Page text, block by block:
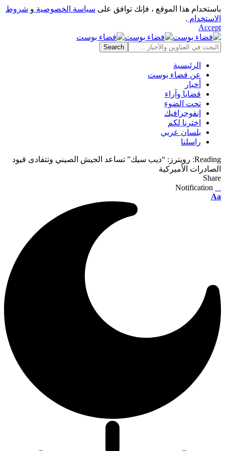
باستخدام هذا الموقع ، فإنك توافق على سياسة الخصوصية و شروط
الاستخدام .
Accept
الرئيسية
عن فضاء بوست
أخبار
قضايا وآراء
تحت الضوء
إنفوجرافيك
اخترنا لكم
بلسان عربي
راسلنا
Reading: رويترز: “ديب سيك” تساعد الجيش الصيني وتتفادى قيود
الصادرات الأميركية
Share
Notification
Font
Aa